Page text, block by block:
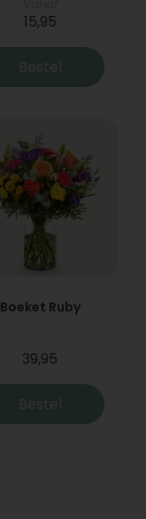
15,95
Bestel
Boeket Ruby
39,95
Bestel